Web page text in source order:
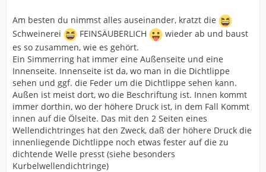
Am besten du nimmst alles auseinander, kratzt die
Schweinerei
FEINSÄUBERLICH
wieder ab und baust
es so zusammen, wie es gehört.
Ein Simmerring hat immer eine Außenseite und eine
Innenseite. Innenseite ist da, wo man in die Dichtlippe
sehen und ggf. die Feder um die Dichtlippe sehen kann.
Außen ist meist dort, wo die Beschriftung ist. Innen kommt
immer dorthin, wo der höhere Druck ist, in dem Fall Kommt
innen auf die Ölseite. Das mit den 2 Seiten eines
Wellendichtringes hat den Zweck, daß der höhere Druck die
innenliegende Dichtlippe noch etwas fester auf die zu
dichtende Welle presst (siehe besonders
Kurbelwellendichtringe)